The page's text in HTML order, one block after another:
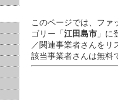
このページでは、ファ
ゴリー「江田島市 」に
／関連事業者さんを
該当事業者さんは無料